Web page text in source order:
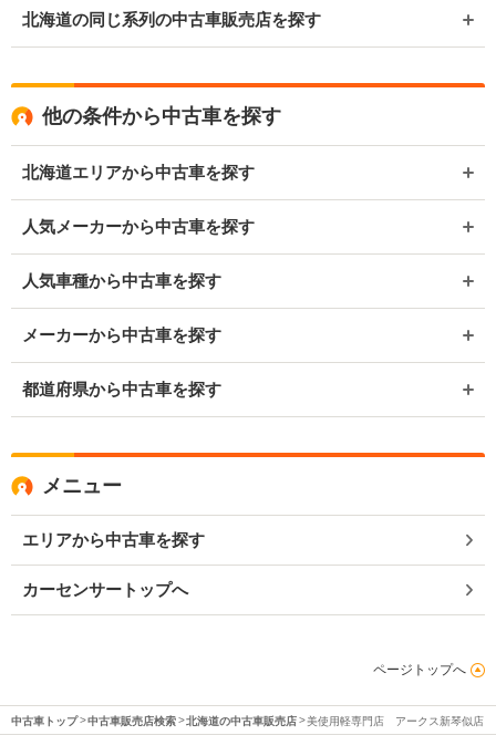
北海道の同じ系列の中古車販売店を探す
他の条件から中古車を探す
北海道エリアから中古車を探す
人気メーカーから中古車を探す
人気車種から中古車を探す
メーカーから中古車を探す
都道府県から中古車を探す
メニュー
エリアから中古車を探す
カーセンサートップへ
ページトップへ
中古車トップ 中古車販売店検索 北海道の中古車販売店 美使用軽専門店 アークス新琴似店